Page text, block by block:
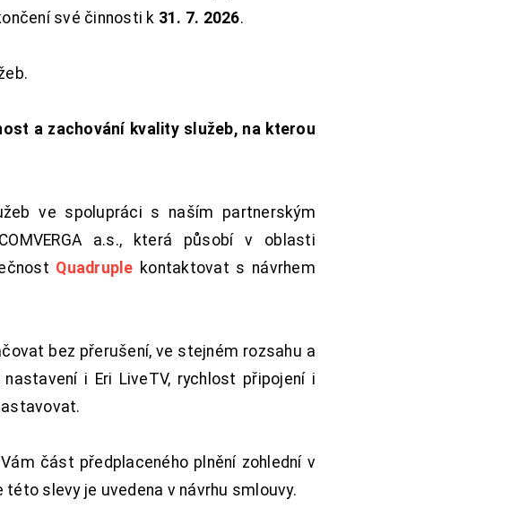
své činnosti k 31. 7. 2026.
a zachování kvality služeb, na kterou
ve spolupráci s naším partnerským
a.s., která působí v oblasti
Quadruple kontaktovat s návrhem
bez přerušení, ve stejném rozsahu a
i Eri LiveTV, rychlost připojení i
část předplaceného plnění zohlední v
slevy je uvedena v návrhu smlouvy.